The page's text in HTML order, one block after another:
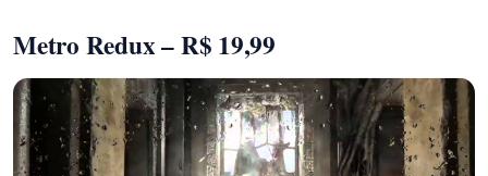
Metro Redux – R$ 19,99